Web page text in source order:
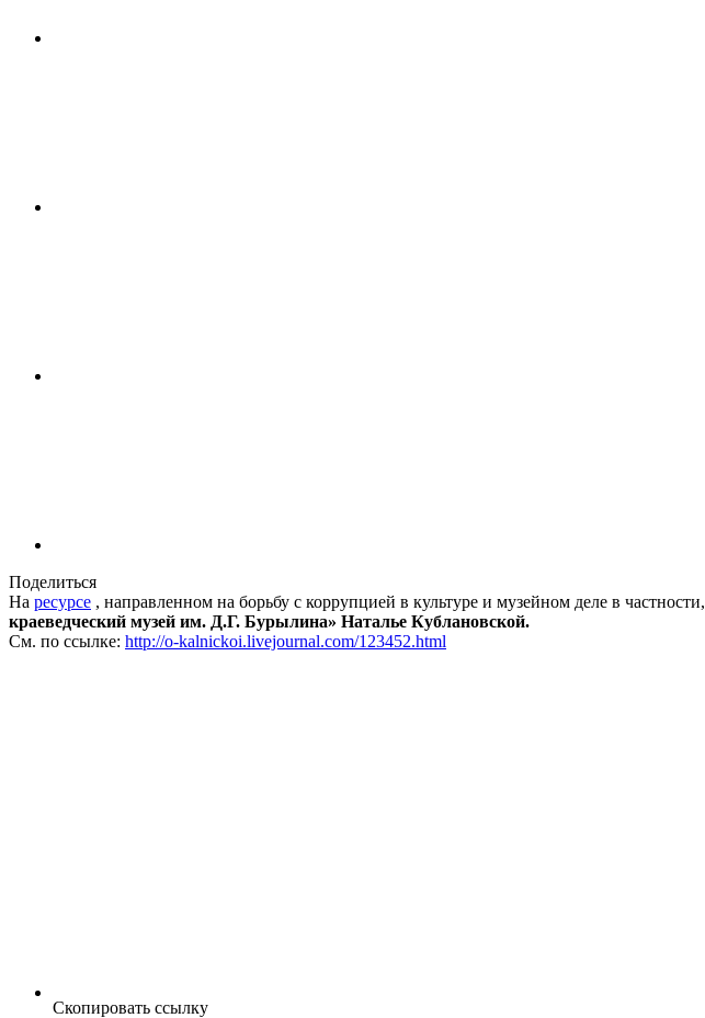
Поделиться
На ресурсе , направленном на борьбу с коррупцией в культуре и музейном деле в частности,
краеведческий музей им. Д.Г. Бурылина» Наталье Кублановской.
См. по ссылке: http://o-kalnickoi.livejournal.com/123452.html
Скопировать ссылку